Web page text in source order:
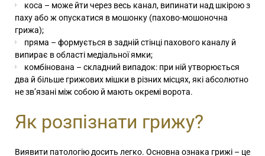
коса – може йти через весь канал, випинати над шкірою з
паху або ж опускатися в мошонку (пахово-мошоночна
грижа);
пряма – формується в задній стінці пахового каналу й
випирає в області медіальної ямки;
комбінована – складний випадок: при ній утворюється
два й більше грижових мішки в різних місцях, які абсолютно
не зв’язані між собою й мають окремі ворота.
Як розпізнати грижу?
Виявити патологію досить легко. Основна ознака грижі – це